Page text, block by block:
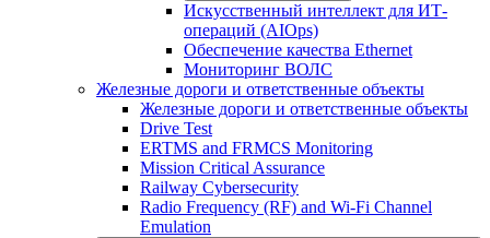
Искусственный интеллект для ИТ-
операций (AIOps)
Обеспечение качества Ethernet
Мониторинг ВОЛС
Железные дороги и ответственные объекты
Железные дороги и ответственные объекты
Drive Test
ERTMS and FRMCS Monitoring
Mission Critical Assurance
Railway Cybersecurity
Radio Frequency (RF) and Wi-Fi Channel
Emulation